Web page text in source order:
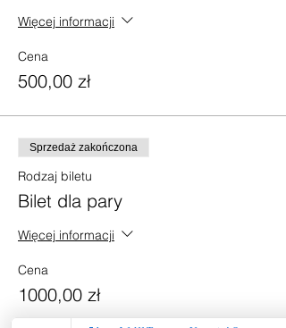
Więcej informacji
Cena
500,00 zł
Sprzedaż zakończona
Rodzaj biletu
Bilet dla pary
Więcej informacji
Cena
1000,00 zł